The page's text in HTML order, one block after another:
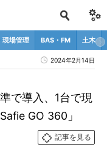
現場管理 BAS・FM 土木
2024年2月14日
で導入、1台で現
GO 360」
記事を見る